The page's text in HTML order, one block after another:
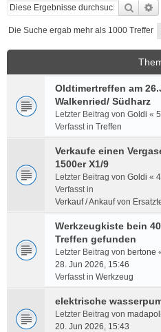
Suche
Die Suche ergab mehr als 1000 Treffer
Oldtimertreffen am
Walkenried/ Südharz
Letzter Beitrag von Goldi «
Verfasst in Treffen
Verkaufe einen
1500er X1/9
Letzter Beitrag von Goldi «
Verfasst in
Verkauf / Ankauf von
Werkzeugkiste bein
Treffen gefunden
Letzter Beitrag von bertone
28. Jun 2026, 15:46
Verfasst in Werkzeug
elektrische
Letzter Beitrag von
20. Jun 2026, 15:43